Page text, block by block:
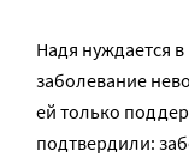
Надя нуждается
заболевание
ей только
подтвердили: